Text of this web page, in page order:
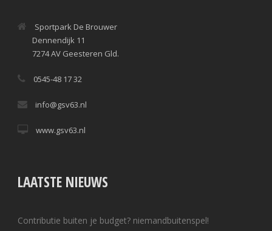
Sportpark De Brouwer
Dennendijk 11
7274 AV Geesteren Gld.
0545-48 17 32
info@gsv63.nl
www.gsv63.nl
LAATSTE NIEUWS
Contributie buiten je budget? niemandbuitenspel!